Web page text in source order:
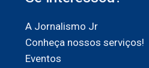
A Jornalismo Jr
Conheça nossos serviços!
Eventos